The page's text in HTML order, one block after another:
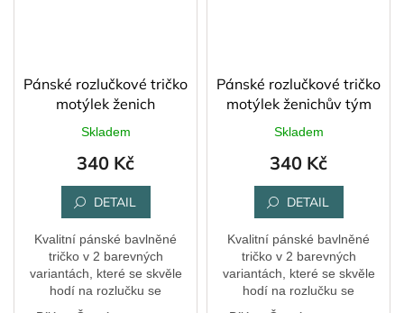
Pánské rozlučkové tričko
motýlek ženich
Skladem
340 Kč
DETAIL
Kvalitní pánské bavlněné
tričko v 2 barevných
variantách, které se skvěle
hodí na rozlučku se
svobodou.
Pánské rozlučkové tričko
motýlek ženichův tým
Skladem
340 Kč
DETAIL
Kvalitní pánské bavlněné
tričko v 2 barevných
variantách, které se skvěle
hodí na rozlučku se
svobodou.